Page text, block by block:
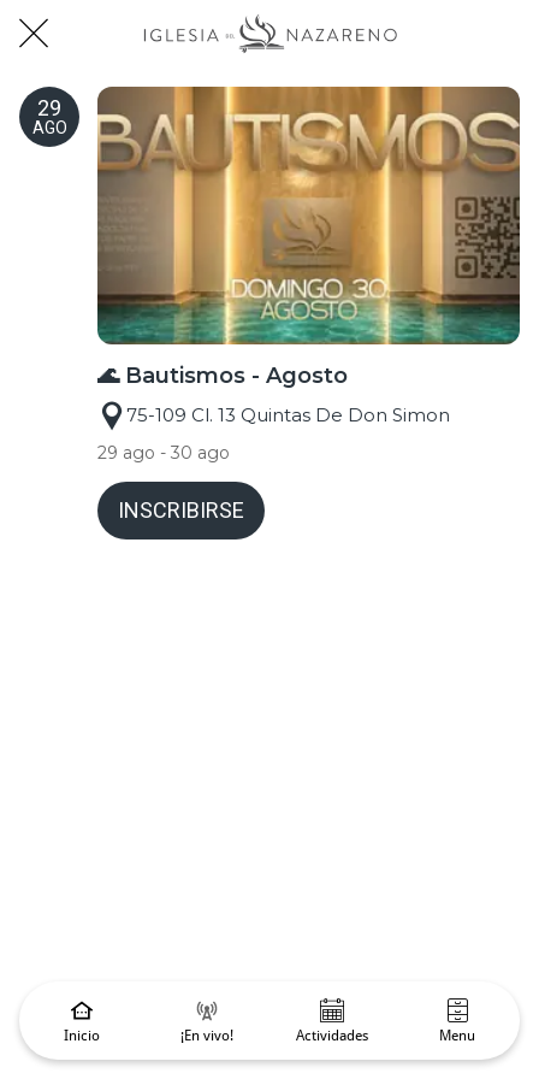
29
AGO
🌊 Bautismos - Agosto
75-109 Cl. 13 Quintas De Don Simon
29 ago - 30 ago
INSCRIBIRSE
Inicio ¡En vivo! Actividades Menu